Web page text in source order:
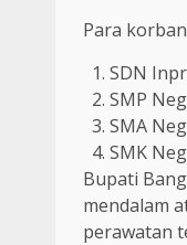
Para
SDN
SMP
SMA
SMK
Bupati
mendalam
perawatan